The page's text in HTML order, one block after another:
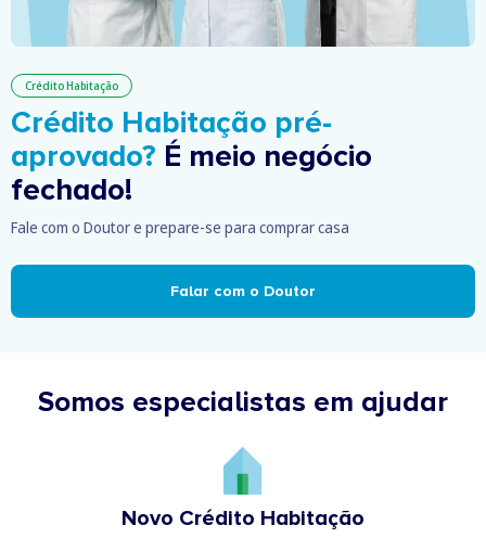
Crédito Habitação
Crédito Habitação pré-
aprovado? É meio negócio
fechado!
Fale com o Doutor e prepare-se para comprar casa
Falar com o Doutor
Somos especialistas em ajudar
Novo Crédito Habitação